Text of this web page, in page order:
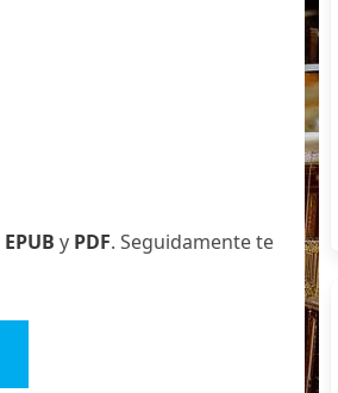
EPUB y PDF. Seguidamente te